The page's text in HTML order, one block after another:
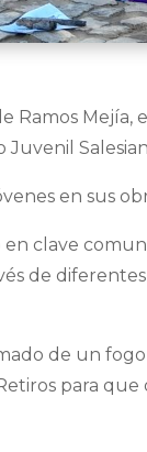
Ramos
en sus
clave
de
de un
para